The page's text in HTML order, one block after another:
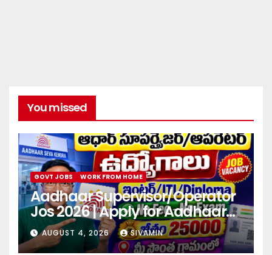
You missed
GOVT JOBS WORK FROM HOME
Aadhaar Supervisor/Operator
Jos 2026 | Apply for Aadhaar
center
AUGUST 4, 2026 SIVAMIN